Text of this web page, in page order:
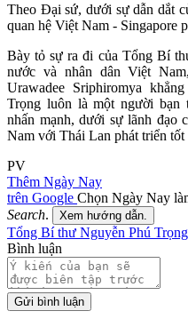
Theo Đại sứ, dưới sự dẫn dắt
quan hệ Việt Nam - Singapore
Bày tỏ sự ra đi của Tổng Bí
nước và nhân dân Việt
Urawadee Sriphiromya
Trọng luôn là một người bạn
nhấn mạnh, dưới sự lãnh đạo
Nam với Thái Lan phát triển tốt
PV
Thêm Ngày Nay
trên Google Chọn Ngày Nay
Search. Xem hướng dẫn.
Tổng Bí thư Nguyễn Phú Trọng
Bình luận
Gửi bình luận